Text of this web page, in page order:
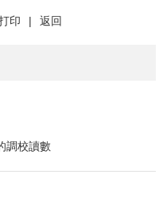
印 | 返回
調校讀數